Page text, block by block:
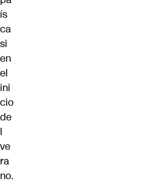
ís
ca
si
en
el
ini
cio
de
l
ve
ra
no.